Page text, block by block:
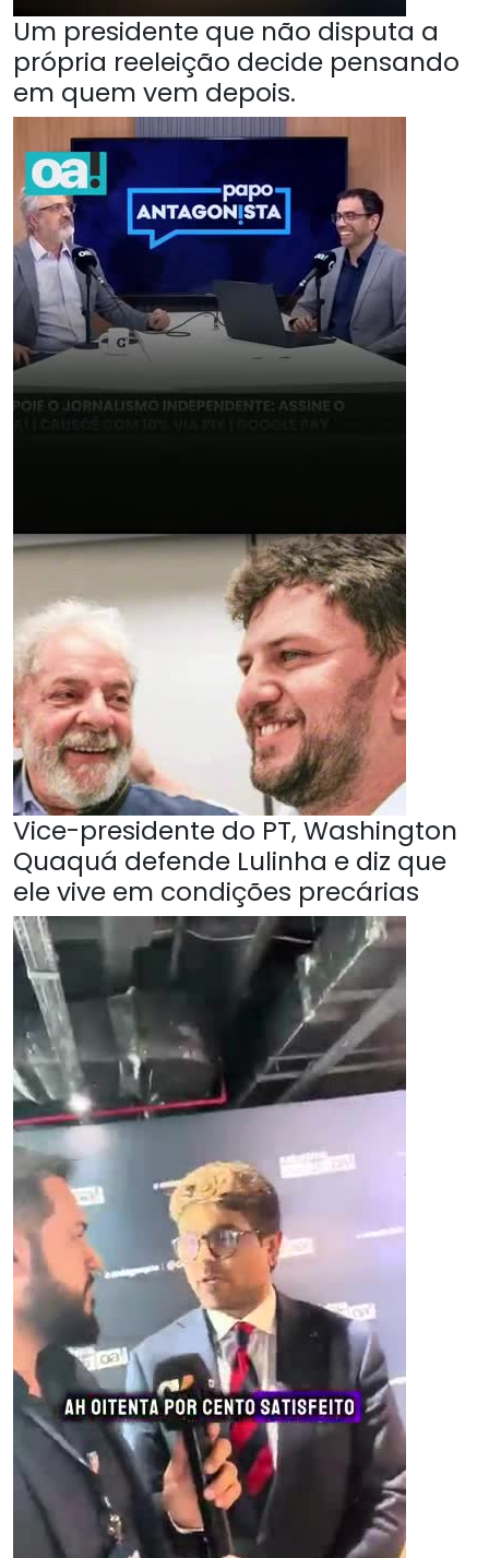
Um presidente que não disputa a
própria reeleição decide pensando
em quem vem depois.
Vice-presidente do PT, Washington
Quaquá defende Lulinha e diz que
ele vive em condições precárias